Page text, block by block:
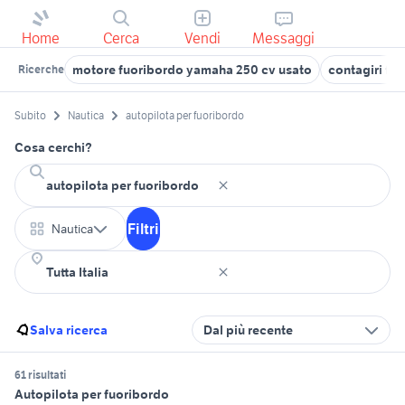
Home Cerca Vendi Messaggi
Ricerche motore fuoribordo yamaha 250 cv usato contagiri
Subito Nautica autopilota per fuoribordo
Cosa cerchi?
Nautica Filtri
Salva ricerca Dal più recente
61 risultati
Autopilota per fuoribordo